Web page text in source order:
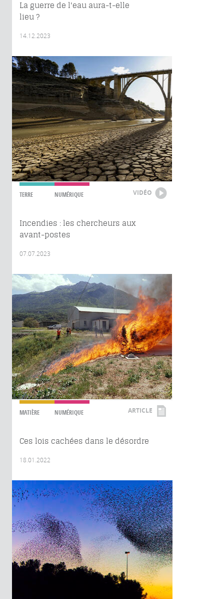
La guerre de l'eau aura-t-elle
lieu ?
14.12.2023
TERRE NUMÉRIQUE VIDÉO
Incendies : les chercheurs aux
avant-postes
07.07.2023
MATIÈRE NUMÉRIQUE ARTICLE
Ces lois cachées dans le désordre
18.01.2022